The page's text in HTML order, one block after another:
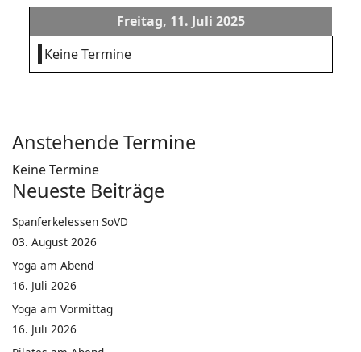
Freitag, 11. Juli 2025
Keine Termine
Anstehende Termine
Keine Termine
Neueste Beiträge
Spanferkelessen SoVD
03. August 2026
Yoga am Abend
16. Juli 2026
Yoga am Vormittag
16. Juli 2026